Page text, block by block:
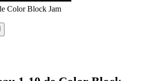
Color Block Jam